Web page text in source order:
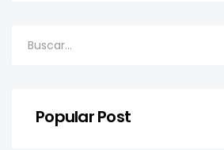
Popular Post